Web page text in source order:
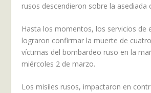
rusos descendieron sobre la asediada
Hasta los momentos, los servicios de
lograron confirmar la muerte de
víctimas del bombardeo ruso en la
miércoles 2 de marzo.
Los misiles rusos, impactaron en